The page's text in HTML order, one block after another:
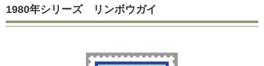
1980年シリーズ リンボウガイ